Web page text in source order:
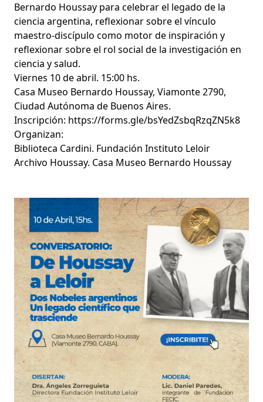
Bernardo Houssay para celebrar el legado de la
ciencia argentina, reflexionar sobre el vínculo
maestro-discípulo como motor de inspiración y
reflexionar sobre el rol social de la investigación en
ciencia y salud.
Viernes 10 de abril. 15:00 hs.
Casa Museo Bernardo Houssay, Viamonte 2790,
Ciudad Autónoma de Buenos Aires.
Inscripción: https://forms.gle/bsYedZsbqRzqZN5k8
Organizan:
Biblioteca Cardini. Fundación Instituto Leloir
Archivo Houssay. Casa Museo Bernardo Houssay